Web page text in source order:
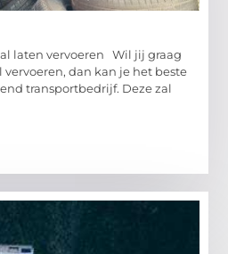
laten vervoeren Wil jij graag
dan kan je het beste
transportbedrijf. Deze zal